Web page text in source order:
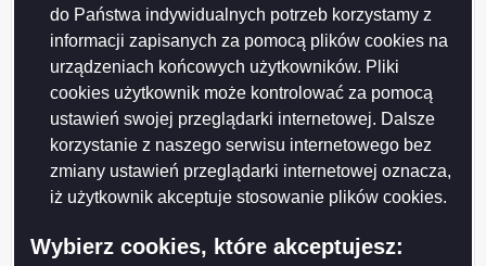
do Państwa indywidualnych potrzeb korzystamy z
informacji zapisanych za pomocą plików cookies na
urządzeniach końcowych użytkowników. Pliki
cookies użytkownik może kontrolować za pomocą
ustawień swojej przeglądarki internetowej. Dalsze
korzystanie z naszego serwisu internetowego bez
zmiany ustawień przeglądarki internetowej oznacza,
iż użytkownik akceptuje stosowanie plików cookies.
Wybierz cookies, które akceptujesz:
Rozwoju
Społecznego
Odział Suwałki
Suwalskie
Towarzystwo
Muzyczne
im. E.
Młynarskiego
5.608,80
zł
5.000 zł
Suwałki
7.352 zł